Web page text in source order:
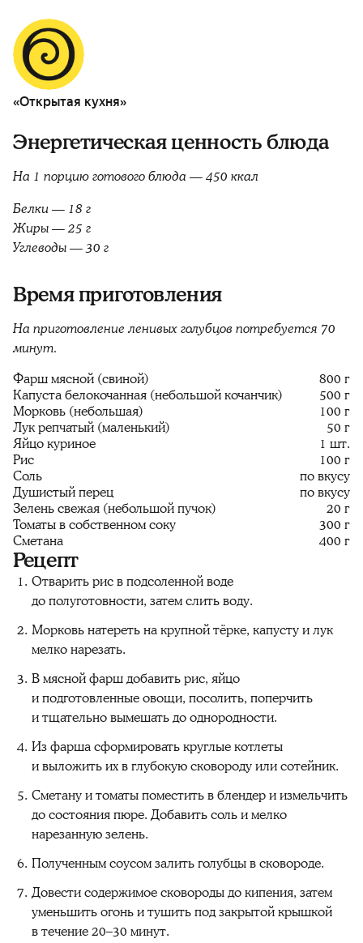
«Открытая кухня»
Энергетическая ценность блюда
На 1 порцию готового блюда — 450 ккал
Белки — 18 г
Жиры — 25 г
Углеводы — 30 г
Время приготовления
На приготовление ленивых голубцов потребуется 70
минут.
Фарш мясной (свиной)
800 г
Капуста белокочанная (небольшой кочанчик)
500 г
Морковь (небольшая)
100 г
Лук репчатый (маленький)
50 г
Яйцо куриное
1 шт.
Рис
100 г
Соль
по вкусу
Душистый перец
по вкусу
Зелень свежая (небольшой пучок)
20 г
Томаты в собственном соку
300 г
Сметана
400 г
Рецепт
Отварить рис в подсоленной воде
до полуготовности, затем слить воду.
Морковь натереть на крупной тёрке, капусту и лук
мелко нарезать.
В мясной фарш добавить рис, яйцо
и подготовленные овощи, посолить, поперчить
и тщательно вымешать до однородности.
Из фарша сформировать круглые котлеты
и выложить их в глубокую сковороду или сотейник.
Сметану и томаты поместить в блендер и измельчить
до состояния пюре. Добавить соль и мелко
нарезанную зелень.
Полученным соусом залить голубцы в сковороде.
Довести содержимое сковороды до кипения, затем
уменьшить огонь и тушить под закрытой крышкой
в течение 20–30 минут.